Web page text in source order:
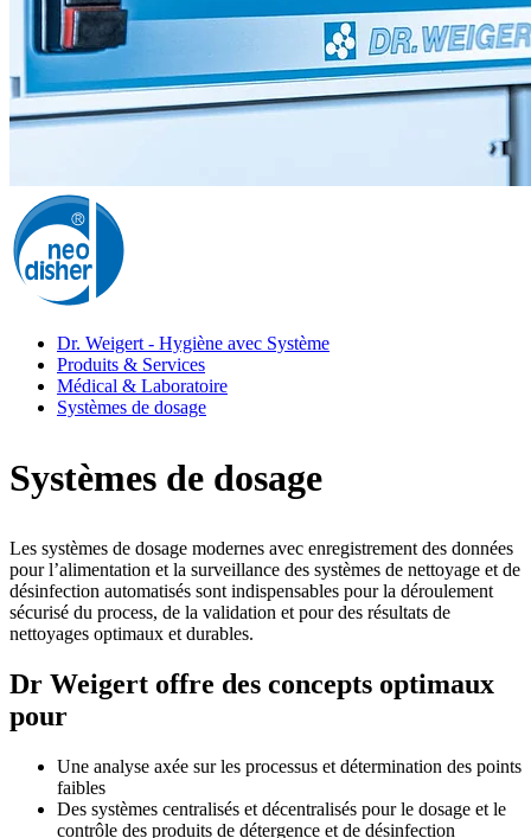
Dr. Weigert - Hygiène avec Système
Produits & Services
Médical & Laboratoire
Systèmes de dosage
Systèmes de dosage
Les systèmes de dosage modernes avec enregistrement des données
pour l’alimentation et la surveillance des systèmes de nettoyage et de
désinfection automatisés sont indispensables pour la déroulement
sécurisé du process, de la validation et pour des résultats de
nettoyages optimaux et durables.
Dr Weigert offre des concepts optimaux
pour
Une analyse axée sur les processus et détermination des points
faibles
Des systèmes centralisés et décentralisés pour le dosage et le
contrôle des produits de détergence et de désinfection